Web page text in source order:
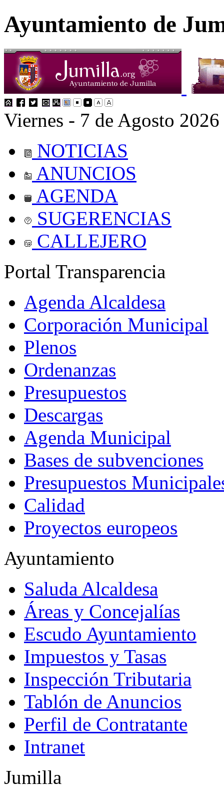
Ayuntamiento de
Viernes - 7 de Agosto 2026
NOTICIAS
ANUNCIOS
AGENDA
SUGERENCIAS
CALLEJERO
Portal Transparencia
Agenda Alcaldesa
Corporación Municipal
Plenos
Ordenanzas
Presupuestos
Descargas
Agenda Municipal
Bases de subvenciones
Presupuestos
Calidad
Proyectos europeos
Ayuntamiento
Saluda Alcaldesa
Áreas y Concejalías
Escudo Ayuntamiento
Impuestos y Tasas
Inspección Tributaria
Tablón de Anuncios
Perfil de Contratante
Intranet
Jumilla